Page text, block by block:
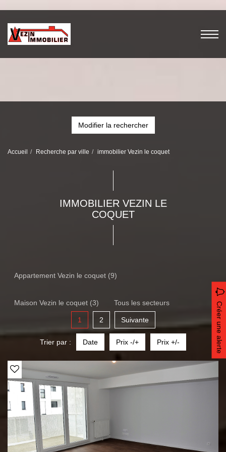
Modifier la rechercher
Accueil Recherche par ville immobilier Vezin le coquet
IMMOBILIER VEZIN LE
COQUET
Appartement Vezin le coquet (9)
Maison Vezin le coquet (3) Tous les secteurs Créer une alerte
1 2 Suivante
Trier par : Date Prix -/+ Prix +/-